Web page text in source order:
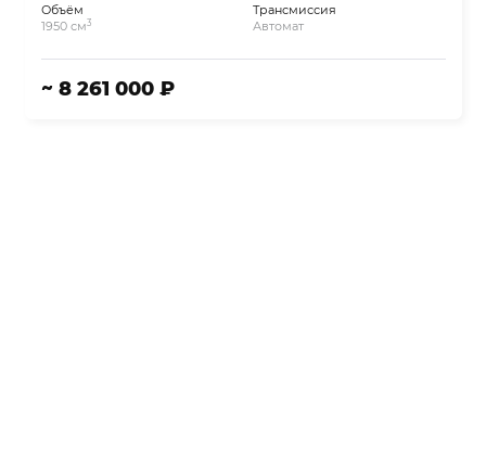
Объём
1950 см3
Трансмиссия
Автомат
~ 8 261 000 ₽